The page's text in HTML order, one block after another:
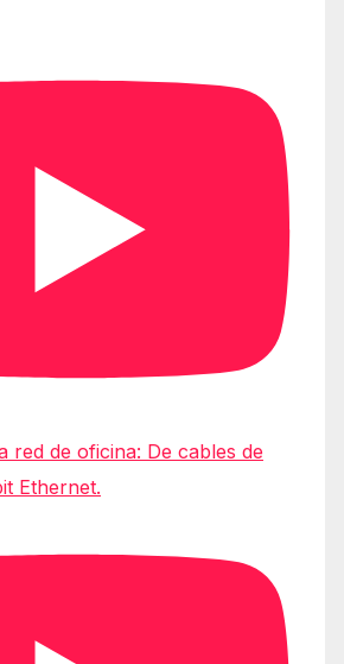
red de oficina: De cables de
Ethernet.